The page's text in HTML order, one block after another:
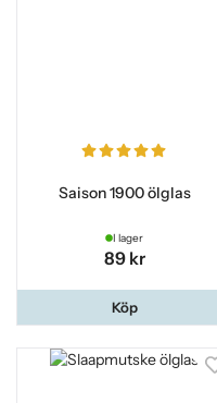
Saison 1900 ölglas
I lager
89 kr
Köp